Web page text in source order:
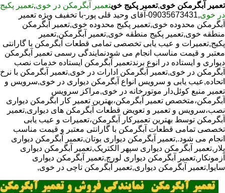
تعمیر آبگرمکن خوی,تعمیر پکیج خویتعمیر آبگرمکن در خوی,تعمیر پکیج
در خوی
,09035673431-آقای وحید قلی پور-با تخفیف ویژه تعمیر
آبگرمکن محدوده خوی,تعمیر پکیج محدوده خوی,تعمیر آبگرمکن
منطقه خوی,تعمیر پکیج منطقه خوی,تعمیر آبگرمکن,تعمیر
پکیج,تعمیرات و عیب یابی تخصصی تمامی قطعات آبگرمکن با گارانتی
معتبر و قیمت مناسب انجام می شودنمایندگی رسمی تعمیر آبگرمکن
دیواری و ایستاده در انوع برندتعمیر آبگرمکن ایستاده خدمات نصب
آبگرمکن در خوی,تعمیر آبگرمکن ادارات در خوی,تعمیر آبگرمکن با نرخ
اتحاده,عیب یابی و سرویس انواع آبگرمکن دیواری در خوی,سرویس و
تعمیر منبع کوئل‌دار موتورخانه در خوی,مراکز سرویس
آبگرمکن،متخصص تعمیر آبگرمکن،بهترین تعمیر کار ابگرمکن دیواری
نصب،سرویس و تعمیر و تعویض قطعات آبگرمکن های دیواری,تعمیر
آبگرمکن توسط بهترین تعمیرکار آبگرمکن،تعمیرات و عیب یابی
تخصصی تمامی قطعات آبگرمکن با گارانتی معتبر و قیمت مناسب
انجام می شود.,تعمیر آبگرمکن دیواری بوتان,تعمیر آبگرمکن دیواری
پلار,تعمیر آبگرمکن دیواری سپهر الکتریک,تعمیر آبگرمکن دیواری
آزمونکار,تعمیر آبگرمکن دیواری لورچ,تعمیر آبگرمکن دیواری
سایوا,تعمیر آبگرمکن دیواری,تعمیر آبگرمکن تاچی در خوی,